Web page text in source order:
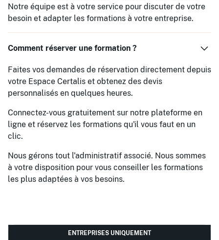
Notre équipe est à votre service pour discuter de votre
besoin et adapter les formations à votre entreprise.
Comment réserver une formation ?
Faites vos demandes de réservation directement depuis
votre Espace Certalis et obtenez des devis
personnalisés en quelques heures.
Connectez-vous gratuitement sur notre plateforme en
ligne et réservez les formations qu'il vous faut en un
clic.
Nous gérons tout l'administratif associé. Nous sommes
à votre disposition pour vous conseiller les formations
les plus adaptées à vos besoins.
ENTREPRISES UNIQUEMENT